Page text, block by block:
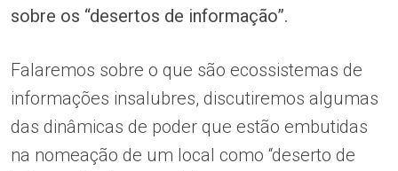
sobre os “desertos de informação”.
Falaremos sobre o que são ecossistemas de
informações insalubres, discutiremos algumas
das dinâmicas de poder que estão embutidas
na nomeação de um local como “deserto de